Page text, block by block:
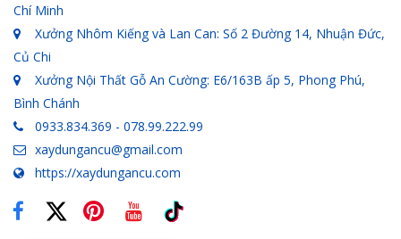
Chí Minh
Xưởng Nhôm Kiếng và Lan Can: Số 2 Đường 14, Nhuận Đức,
Củ Chi
Xưởng Nội Thất Gỗ An Cường: E6/163B ấp 5, Phong Phú,
Bình Chánh
0933.834.369 - 078.99.222.99
xaydungancu@gmail.com
https://xaydungancu.com